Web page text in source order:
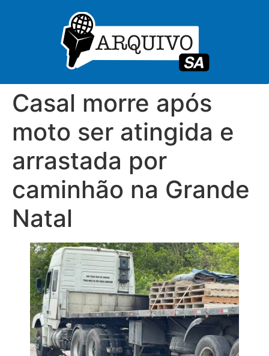
Casal morre após
moto ser atingida e
arrastada por
caminhão na Grande
Natal